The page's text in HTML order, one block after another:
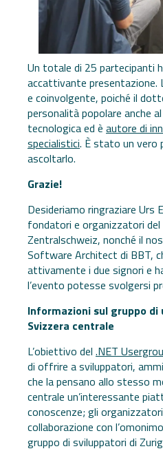
Un totale di 25 partecipanti
accattivante presentazione.
e coinvolgente, poiché il
personalità popolare anche
tecnologica ed è autore di
specialistici. È stato un vero
ascoltarlo.
Grazie!
Desideriamo ringraziare Urs
fondatori e organizzatori del
Zentralschweiz, nonché il
Software Architect di BBT,
attivamente i due signori e
l’evento potesse svolgersi
Informazioni sul gruppo di
Svizzera centrale
L’obiettivo del .NET
di offrire a sviluppatori,
che la pensano allo stesso
centrale un’interessante
conoscenze; gli
collaborazione con
gruppo di sviluppatori di